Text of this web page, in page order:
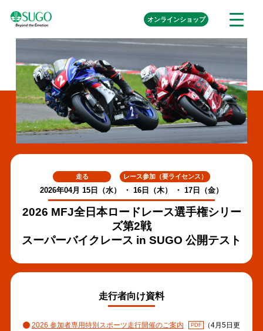
メ
く
オンラインショップ外
部
走る レース参加（要ライセンス）
2026年04月 15日（水） ・ 16日（木） ・ 17日（金）
2026 MFJ全日本ロードレース選手権シリー
ズ第2戦
スーパーバイクレース in SUGO 公開テスト
走行者向け資料
2026 参加者専用特別スポーツ走行開催のご案内
（4月5日更